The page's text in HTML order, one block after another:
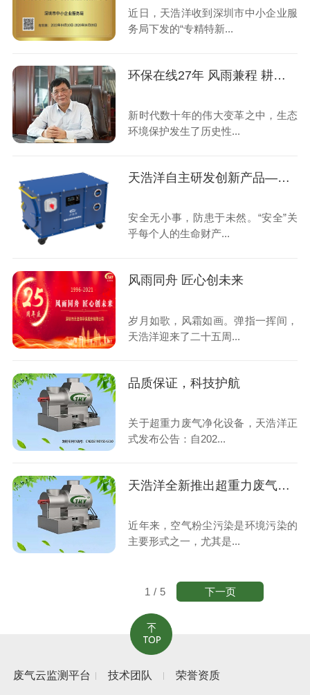
近日，天浩洋收到深圳市中小企业服
务局下发的“专精特新...
环保在线27年 风雨兼程 耕耘不息
新时代数十年的伟大变革之中，生态
环境保护发生了历史性...
天浩洋自主研发创新产品——有限空间生命保障仪
安全无小事，防患于未然。“安全”关
乎每个人的生命财产...
风雨同舟 匠心创未来
岁月如歌，风霜如画。弹指一挥间，
天浩洋迎来了二十五周...
品质保证，科技护航
关于超重力废气净化设备，天浩洋正
式发布公告：自202...
天浩洋全新推出超重力废气净化设备
近年来，空气粉尘污染是环境污染的
主要形式之一，尤其是...
1 / 5 下一页
废气云监测平台 技术团队 荣誉资质